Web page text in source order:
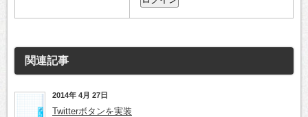
関連記事
2014年 4月 27日
Twitterボタンを実装